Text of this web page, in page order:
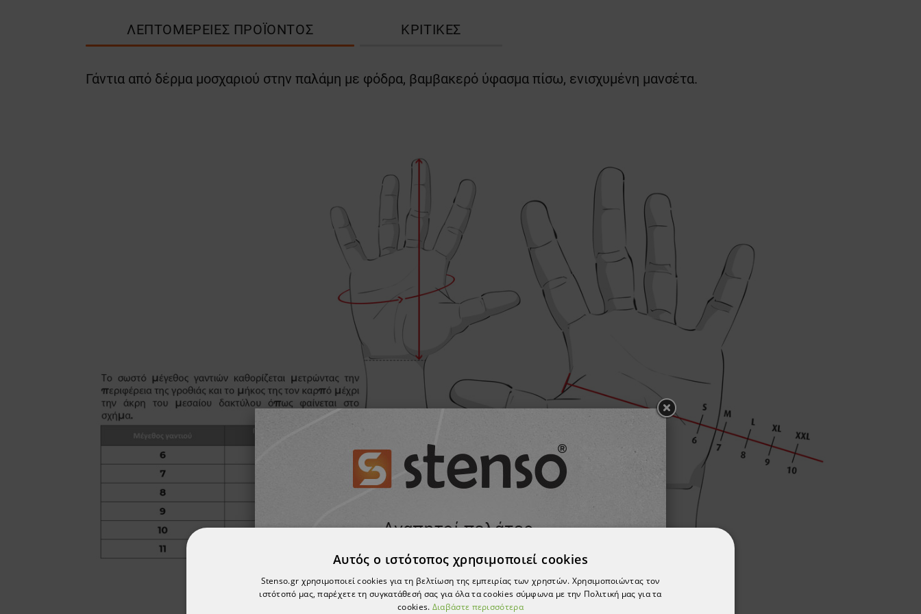
ΛΕΠΤΟΜΈΡΕΙΕΣ ΠΡΟΪΌΝΤΟΣ ΚΡΙΤΙΚΈΣ
Γάντια από δέρμα μοσχαριού στην παλάμη με φόδρα, βαμβακερό ύφασμα πίσω, ενισχυμένη μανσέτα.
Αυτός ο ιστότοπος χρησιμοποιεί cookies
Stenso.gr χρησιμοποιεί cookies για τη βελτίωση της εμπειρίας των χρηστών. Χρησιμοποιώντας τον
ιστότοπό μας, παρέχετε τη συγκατάθεσή σας για όλα τα cookies σύμφωνα με την Πολιτική μας για τα
cookies. Διαβάστε περισσότερα